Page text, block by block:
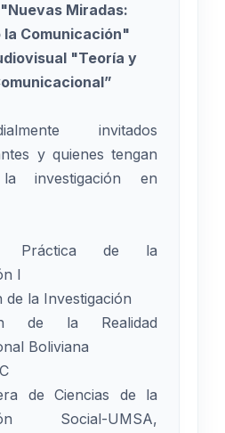
Miradas:
Comunicación"
"Teoría y
invitados
y quienes tengan
investigación en
Práctica de la
I
la Investigación
de la Realidad
Boliviana
de Ciencias de la
Social-UMSA,